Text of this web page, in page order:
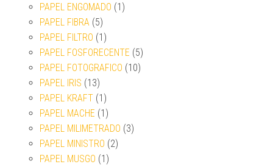
PAPEL ENGOMADO (1)
PAPEL FIBRA (5)
PAPEL FILTRO (1)
PAPEL FOSFORECENTE (5)
PAPEL FOTOGRAFICO (10)
PAPEL IRIS (13)
PAPEL KRAFT (1)
PAPEL MACHE (1)
PAPEL MILIMETRADO (3)
PAPEL MINISTRO (2)
PAPEL MUSGO (1)